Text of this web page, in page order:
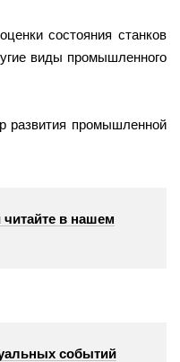
состояния станков
виды промышленного
развития промышленной
в нашем
событий